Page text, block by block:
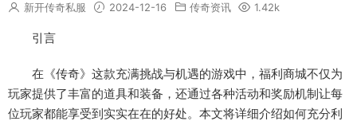
新开传奇私服 2024-12-16 传奇资讯 1.42k
引言
在《传奇》这款充满挑战与机遇的游戏中，福利商城不仅为
玩家提供了丰富的道具和装备，还通过各种活动和奖励机制让每
位玩家都能享受到实实在在的好处。本文将详细介绍如何充分利